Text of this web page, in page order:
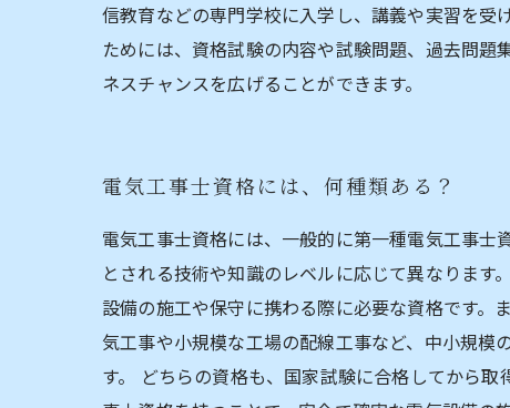
信教育などの専門学校に入学し、講義や実習を受
ためには、資格試験の内容や試験問題、過去問
ネスチャンスを広げることができます。
電気工事士資格には、何種類ある？
電気工事士資格には、一般的に第一種電気工事
とされる技術や知識のレベルに応じて異なりま
設備の施工や保守に携わる際に必要な資格です。
気工事や小規模な工場の配線工事など、中小規模
す。 どちらの資格も、国家試験に合格してから